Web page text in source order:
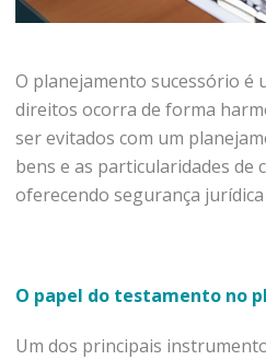
O planejamento sucessório é
direitos ocorra de forma
ser evitados com um
bens e as particularidades de
oferecendo segurança
O papel do testamento no
Um dos principais